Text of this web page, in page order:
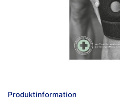
Produktinformation